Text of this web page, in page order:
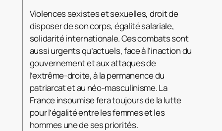
Violences sexistes et sexuelles, droit de
disposer de son corps, égalité salariale,
solidarité internationale. Ces combats sont
aussi urgents qu’actuels, face à l’inaction du
gouvernement et aux attaques de
l’extrême-droite, à la permanence du
patriarcat et au néo-masculinisme. La
France insoumise fera toujours de la lutte
pour l’égalité entre les femmes et les
hommes une de ses priorités.